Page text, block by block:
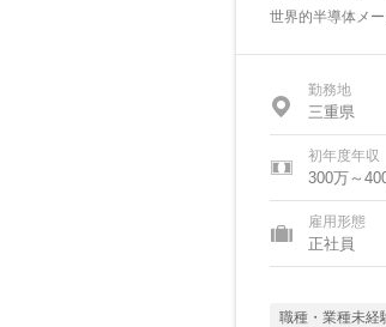
世界的半導体メ
勤務地
三重県
初年度年収
300万～
雇用形態
正社員
職種・業種未経